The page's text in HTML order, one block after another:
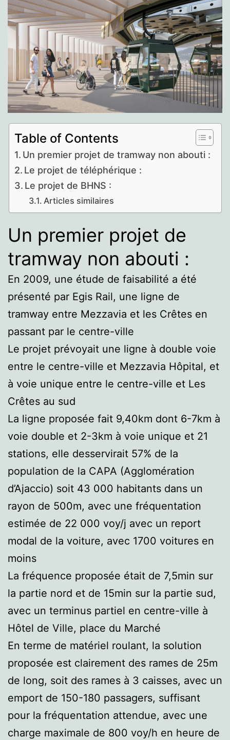
Table of Contents
Un premier projet de tramway non abouti :
Le projet de téléphérique :
Le projet de BHNS :
Articles similaires
Un premier projet de
tramway non abouti :
En 2009, une étude de faisabilité a été
présenté par Egis Rail, une ligne de
tramway entre Mezzavia et les Crêtes en
passant par le centre-ville
Le projet prévoyait une ligne à double voie
entre le centre-ville et Mezzavia Hôpital, et
à voie unique entre le centre-ville et Les
Crêtes au sud
La ligne proposée fait 9,40km dont 6-7km à
voie double et 2-3km à voie unique et 21
stations, elle desservirait 57% de la
population de la CAPA (Agglomération
d’Ajaccio) soit 43 000 habitants dans un
rayon de 500m, avec une fréquentation
estimée de 22 000 voy/j avec un report
modal de la voiture, avec 1700 voitures en
moins
La fréquence proposée était de 7,5min sur
la partie nord et de 15min sur la partie sud,
avec un terminus partiel en centre-ville à
Hôtel de Ville, place du Marché
En terme de matériel roulant, la solution
proposée est clairement des rames de 25m
de long, soit des rames à 3 caisses, avec un
emport de 150-180 passagers, suffisant
pour la fréquentation attendue, avec une
charge maximale de 800 voy/h en heure de